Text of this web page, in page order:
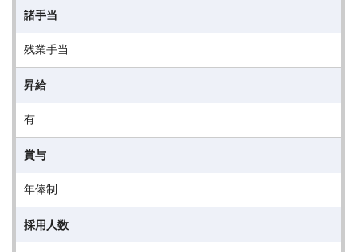
諸手当
残業手当
昇給
有
賞与
年俸制
採用人数